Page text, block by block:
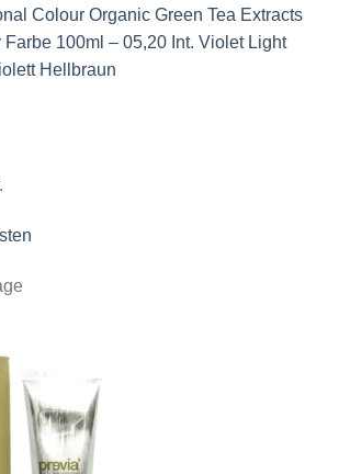
Colour Organic Green Tea Extracts
Farbe 100ml – 05,20 Int. Violet Light
Hellbraun